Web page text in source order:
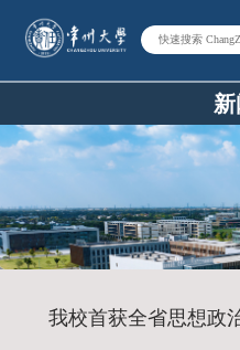
新
我校首获全省思想政